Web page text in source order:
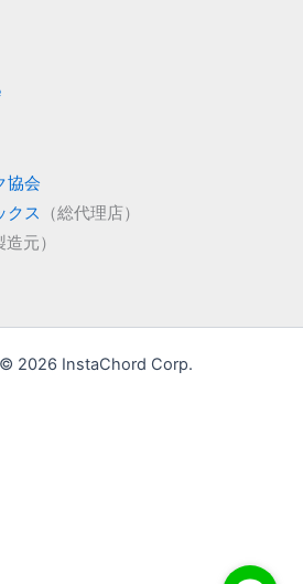
協会
クス
（総代理店）
造元）
2026 InstaChord Corp.